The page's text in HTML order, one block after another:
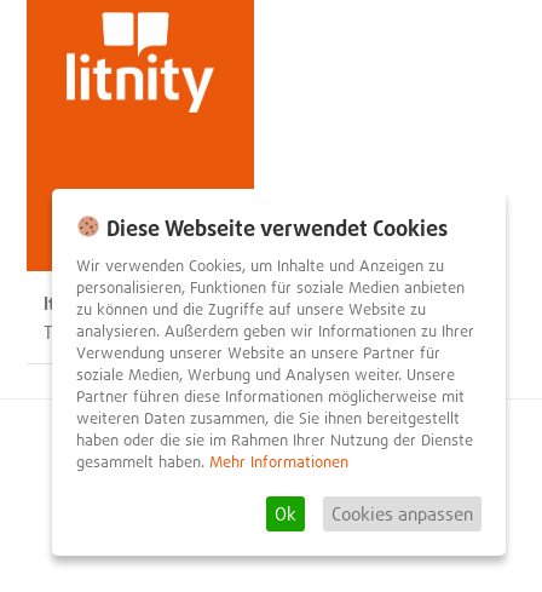
Italia
Tim Fröhlich
© 2026litnity – Bücher entdecken und empfehlen.
Impressum
Kontakt
Registrieren
Newsletter
Diese Webseite verwendet Cookies
Wir verwenden Cookies, um Inhalte und Anzeigen zu
personalisieren, Funktionen für soziale Medien anbieten
zu können und die Zugriffe auf unsere Website zu
analysieren. Außerdem geben wir Informationen zu Ihrer
Verwendung unserer Website an unsere Partner für
soziale Medien, Werbung und Analysen weiter. Unsere
Partner führen diese Informationen möglicherweise mit
weiteren Daten zusammen, die Sie ihnen bereitgestellt
haben oder die sie im Rahmen Ihrer Nutzung der Dienste
gesammelt haben. Mehr Informationen
Ok Cookies anpassen